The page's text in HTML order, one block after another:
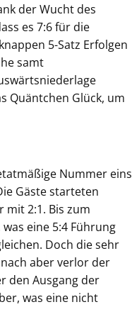
der Wucht des
es 7:6 für die
5-Satz Erfolgen
samt
Quäntchen Glück, um
Nummer eins
Gäste starteten
2:1. Bis zum
eine 5:4 Führung
Doch die sehr
aber verlor der
den Ausgang der
was eine nicht